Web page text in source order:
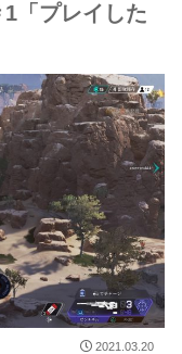
「プレイした
2021.03.20